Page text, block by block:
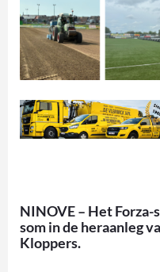
NINOVE – Het
som in de heraanleg
Kloppers.